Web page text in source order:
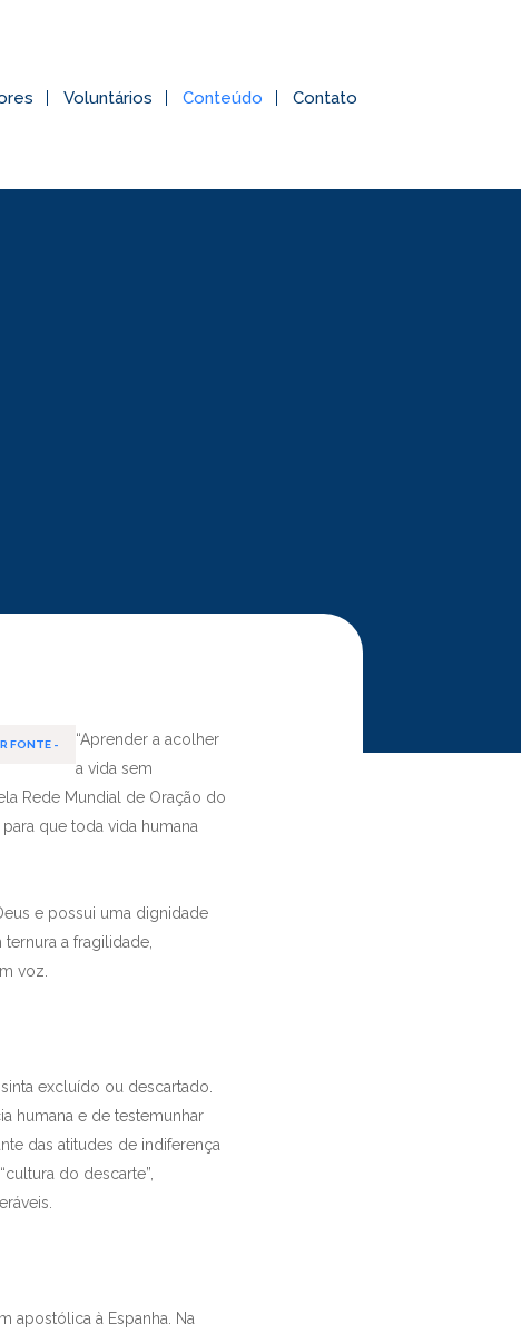
Voluntários Conteúdo Contato
FONTE -
“Aprender a acolher
a vida sem
Rede Mundial de Oração do
que toda vida humana
e possui uma dignidade
a fragilidade,
voz.
excluído ou descartado.
humana e de testemunhar
das atitudes de indiferença
do descarte”,
apostólica à Espanha. Na